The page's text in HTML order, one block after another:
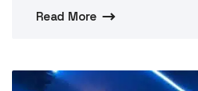
Read More